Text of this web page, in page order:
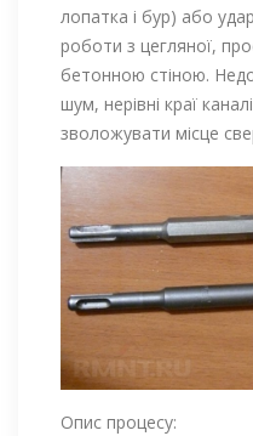
лопатка і бур) або
роботи з цегляної,
бетонною стіною.
шум, нерівні краї
зволожувати місце
Опис процесу: